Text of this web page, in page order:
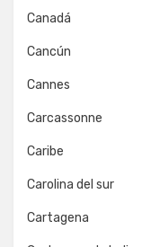
Canadá
Cancún
Cannes
Carcassonne
Caribe
Carolina del sur
Cartagena